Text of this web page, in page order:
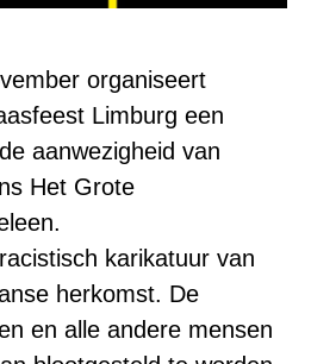
organiseert
Limburg een
aanwezigheid van
Het Grote
karikatuur van
herkomst. De
en alle andere mensen